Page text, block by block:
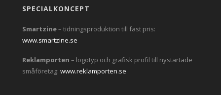
SPECIALKONCEPT
Smartzine– tidningsproduktion till fast pris:
www.smartzine.se
Reklamporten – logotyp och grafisk profil till nystartade
småföretag: www.reklamporten.se